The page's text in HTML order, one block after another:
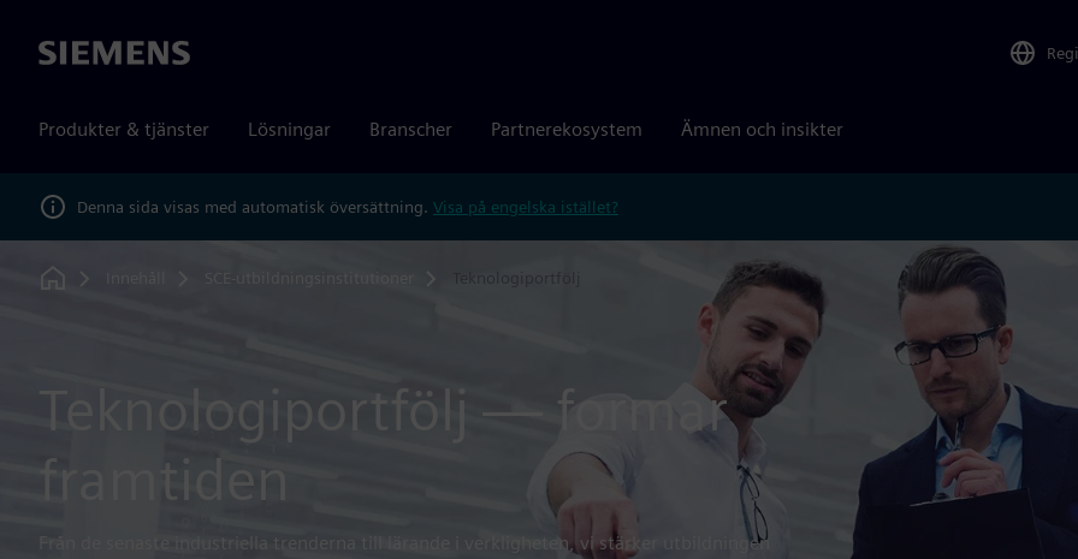
Siemens
Produkter & tjänster Lösningar Branscher Partnerekosystem Ämnen och insikter
Denna sida visas med automatisk översättning. Visa på engelska istället?
Home
Teknologiportfölj
Teknologiportfölj — formar
framtiden
Från de senaste industriella trenderna till lärande i verkligheten, vi stärker utbildningen